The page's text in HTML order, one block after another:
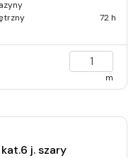
72 h
m
j. szary